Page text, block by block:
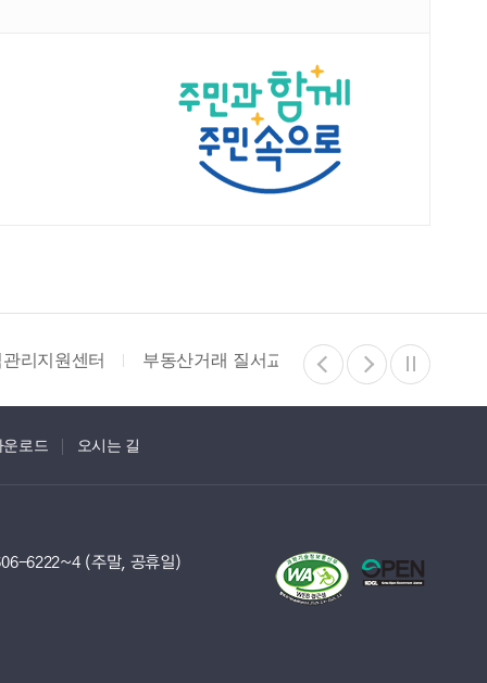
행위 신고센터 복지지도 중구체육회 홈페이지
로드 오시는 길
6222~4 (주말, 공휴일)